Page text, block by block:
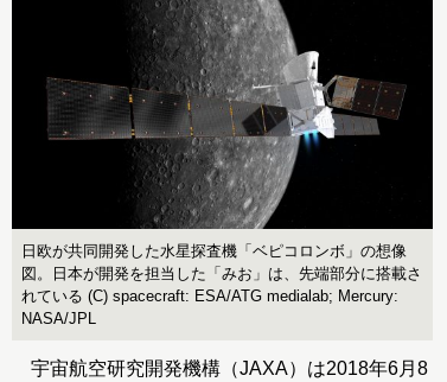
日欧が共同開発した水星探査機「ベピコロンボ」の想像
図。日本が開発を担当した「みお」は、先端部分に搭載さ
れている (C) spacecraft: ESA/ATG medialab; Mercury:
NASA/JPL
宇宙航空研究開発機構（JAXA）は2018年6月8